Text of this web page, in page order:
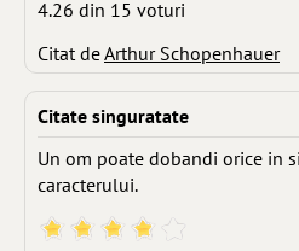
4.26 din 15 voturi
Citat deArthur Schopenhauer
Citate singuratate
Un om poate dobandi orice in
caracterului.